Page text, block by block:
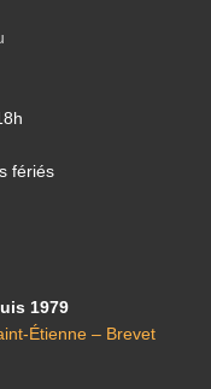
fériés
1979
Étienne – Brevet